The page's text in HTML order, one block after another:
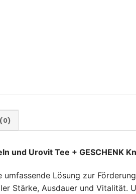
(0)
und Urovit Tee + GESCHENK
Lösung zur
Stärke, Ausdauer und Vitalität.